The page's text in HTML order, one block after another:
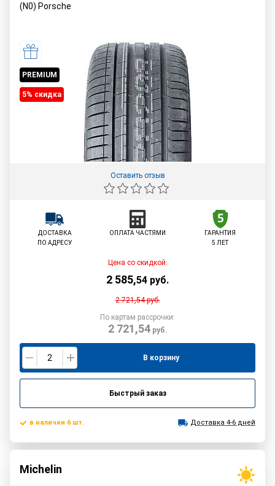
(N0) Porsche
PREMIUM
5% cкидка
Оставить отзыв
ДОСТАВКА
ПО АДРЕСУ
ОПЛАТА ЧАСТЯМИ
ГАРАНТИЯ
5 ЛЕТ
Цена со скидкой:
2 585,54 руб.
2 721,54руб.
По картам рассрочки:
2 721,54руб.
В корзину
Быстрый заказ
в наличии 6 шт. Доставка 4-6 дней
Michelin